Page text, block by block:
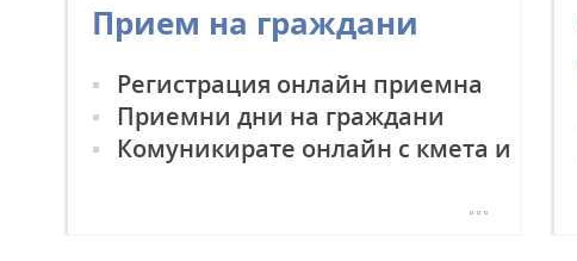
подпомагане
Прием на граждани
Регистрация онлайн приемна
Приемни дни на граждани
Комуникирате онлайн с кмета и